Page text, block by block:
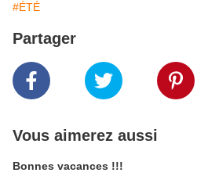
#ÉTÉ
Partager
Vous aimerez aussi
Bonnes vacances !!!